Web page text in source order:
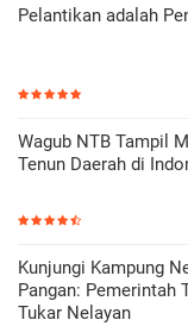
Pelantikan adalah
Wagub NTB Tampil
Tenun Daerah di
Kunjungi Kampung
Pangan: Pemerintah
Tukar Nelayan